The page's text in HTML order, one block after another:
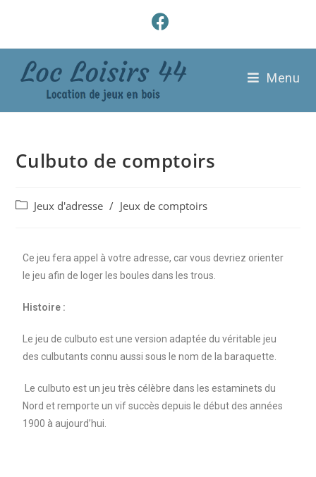
Menu
Culbuto de comptoirs
Jeux d'adresse / Jeux de comptoirs
Ce jeu fera appel à votre adresse, car vous devriez orienter
le jeu afin de loger les boules dans les trous.
Histoire :
Le jeu de culbuto est une version adaptée du véritable jeu
des culbutants connu aussi sous le nom de la baraquette.
Le culbuto est un jeu très célèbre dans les estaminets du
Nord et remporte un vif succès depuis le début des années
1900 à aujourd’hui.